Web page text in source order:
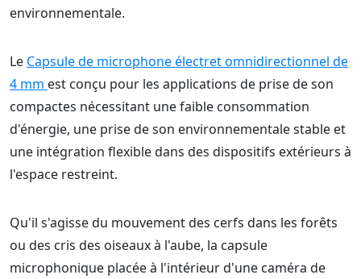
environnementale.
Le Capsule de microphone électret omnidirectionnel de
4 mm est conçu pour les applications de prise de son
compactes nécessitant une faible consommation
d'énergie, une prise de son environnementale stable et
une intégration flexible dans des dispositifs extérieurs à
l'espace restreint.
Qu'il s'agisse du mouvement des cerfs dans les forêts
ou des cris des oiseaux à l'aube, la capsule
microphonique placée à l'intérieur d'une caméra de